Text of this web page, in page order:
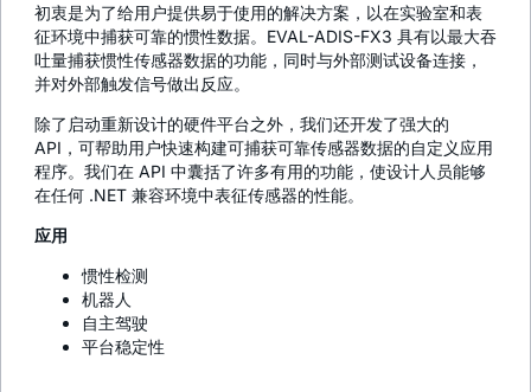
初衷是为了给用户提供易于使用的解决方案，以在实验室和表
征环境中捕获可靠的惯性数据。EVAL-ADIS-FX3 具有以最大吞
吐量捕获惯性传感器数据的功能，同时与外部测试设备连接，
并对外部触发信号做出反应。
除了启动重新设计的硬件平台之外，我们还开发了强大的
API，可帮助用户快速构建可捕获可靠传感器数据的自定义应用
程序。我们在 API 中囊括了许多有用的功能，使设计人员能够
在任何 .NET 兼容环境中表征传感器的性能。
应用
惯性检测
机器人
自主驾驶
平台稳定性